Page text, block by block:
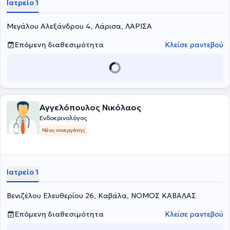
λοιπούς ενδοκρινείς αδένες. Τέλος, είναι ο ιατρός είναι Συνεργάτης
Ενδοκρινολογίας και της Γερμανικής Εταιρείας Διαβητολογίας.
Ιατρείο 1
Μεγάλου Αλεξάνδρου 4, Λάρισα, ΛΑΡΙΣΑ
Επόμενη διαθεσιμότητα
Κλείσε ραντεβού
Αγγελόπουλος Νικόλαος
Ενδοκρινολόγος
Νέος συνεργάτης
Ιατρείο 1
Βενιζέλου Ελευθερίου 26, Καβάλα, ΝΟΜΟΣ ΚΑΒΑΛΑΣ
Επόμενη διαθεσιμότητα
Κλείσε ραντεβού